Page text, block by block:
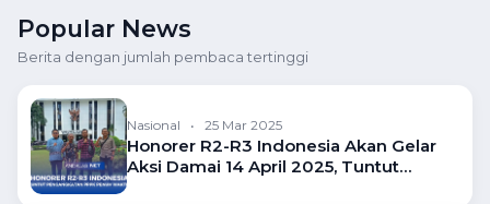
Popular News
Berita dengan jumlah pembaca tertinggi
Nasional • 25 Mar 2025
Honorer R2-R3 Indonesia Akan Gelar
Aksi Damai 14 April 2025, Tuntut